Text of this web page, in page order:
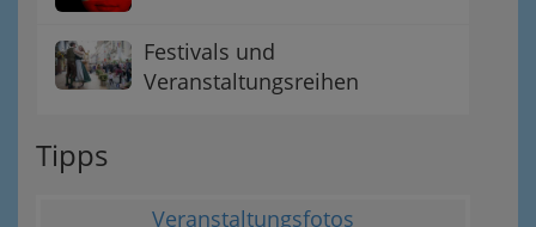
Festivals und
Veranstaltungsreihen
Tipps
Veranstaltungsfotos